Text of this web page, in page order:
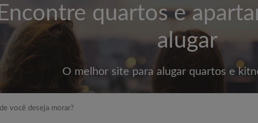
Encontre quartos e
alugar
O melhor site para alugar quartos e